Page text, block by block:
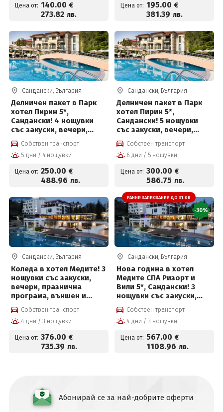
Цена от: 140.00 €
273.82 лв.
Цена от: 195.00 €
381.39 лв.
Сандански, България
Делничен пакет в Парк
хотел Пирин 5*,
Сандански! 4 нощувки
със закуски, вечери,
масаж, басейн с
минерална вода и СПА
център на цени от 250
Собствен транспорт
5 дни / 4 нощувки
Цена от: 250.00 €
488.96 лв.
Сандански, България
Делничен пакет в Парк
хотел Пирин 5*,
Сандански! 5 нощувки
със закуски, вечери,
масаж, басейн с
минерална вода и СПА
център на цени от 300
Собствен транспорт
6 дни / 5 нощувки
Цена от: 300.00 €
586.75 лв.
Сандански, България
Коледа в хотел Медите! 3
нощувки със закуски,
вечери, празнична
програма, външен и
вътрешен басейн с
минерална вода, СПА
център и Безплатно за
376 евро на човек
Собствен транспорт
4 дни / 3 нощувки
Цена от: 376.00 €
735.39 лв.
РАННИ ЗАПИСВАНИЯ ДО 31.08
-30%
Сандански, България
Нова година в хотел
Медите СПА Ризорт и
Вили 5*, Сандански! 3
нощувки със закуски,
вечери, Новогодишна
вечеря с богата
програма, брънч, открит
минерална вода, външно
джакузи, СПА център и
Собствен транспорт
4 дни / 3 нощувки
Цена от: 567.00 €
1108.96 лв.
Абонирай се за най-добрите оферти